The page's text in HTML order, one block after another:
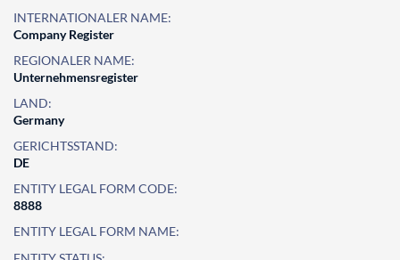
INTERNATIONALER NAME:
Company Register
REGIONALER NAME:
Unternehmensregister
LAND:
Germany
GERICHTSSTAND:
DE
ENTITY LEGAL FORM CODE:
8888
ENTITY LEGAL FORM NAME: